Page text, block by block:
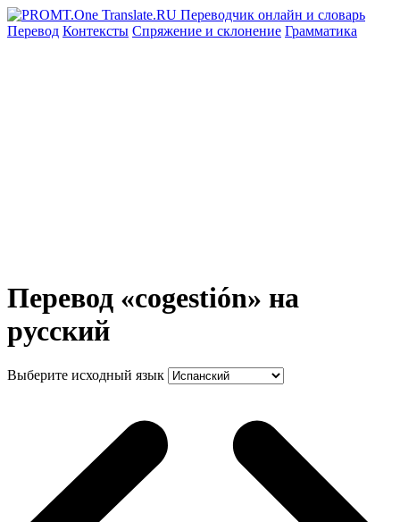
Перевод Контексты Спряжение и склонение Грамматика
Перевод «cogestión» на
русский
Выберите исходный язык